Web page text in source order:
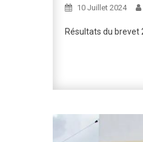
10 Juillet 2024
Résultats du brevet